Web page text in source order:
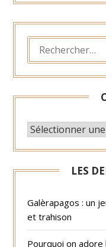
RECHERCHER :
CATÉGORIES
LES
Galèrapagos : un
et trahison
Pourquoi on